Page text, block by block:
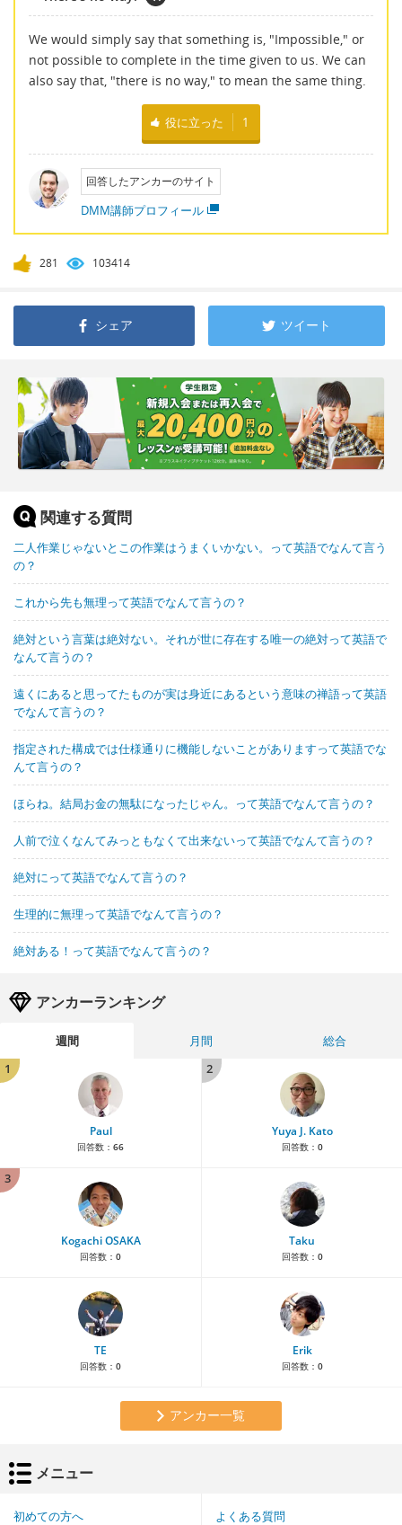
We would simply say that something is, "Impossible," or
not possible to complete in the time given to us. We can
also say that, "there is no way," to mean the same thing.
役に立った 1
回答したアンカーのサイト
DMM講師プロフィール
281 103414
シェア ツイート
関連する質問
二人作業じゃないとこの作業はうまくいかない。って英語でなんて言う
の？
これから先も無理って英語でなんて言うの？
絶対という言葉は絶対ない。それが世に存在する唯一の絶対って英語で
なんて言うの？
遠くにあると思ってたものが実は身近にあるという意味の禅語って英語
でなんて言うの？
指定された構成では仕様通りに機能しないことがありますって英語でな
んて言うの？
ほらね。結局お金の無駄になったじゃん。って英語でなんて言うの？
人前で泣くなんてみっともなくて出来ないって英語でなんて言うの？
絶対にって英語でなんて言うの？
生理的に無理って英語でなんて言うの？
絶対ある！って英語でなんて言うの？
アンカーランキング
週間 月間
総合
1
Paul
回答数： 66
2
Yuya J. Kato
回答数： 0
3
Kogachi OSAKA
回答数： 0
Taku
回答数： 0
TE
回答数： 0
Erik
回答数： 0
アンカー一覧
メニュー
初めての方へ よくある質問